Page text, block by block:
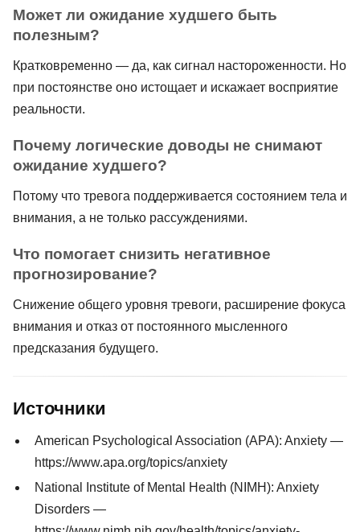
Может ли ожидание худшего быть
полезным?
Кратковременно — да, как сигнал настороженности. Но
при постоянстве оно истощает и искажает восприятие
реальности.
Почему логические доводы не снимают
ожидание худшего?
Потому что тревога поддерживается состоянием тела и
внимания, а не только рассуждениями.
Что помогает снизить негативное
прогнозирование?
Снижение общего уровня тревоги, расширение фокуса
внимания и отказ от постоянного мысленного
предсказания будущего.
Источники
American Psychological Association (APA): Anxiety —
https://www.apa.org/topics/anxiety
National Institute of Mental Health (NIMH): Anxiety
Disorders —